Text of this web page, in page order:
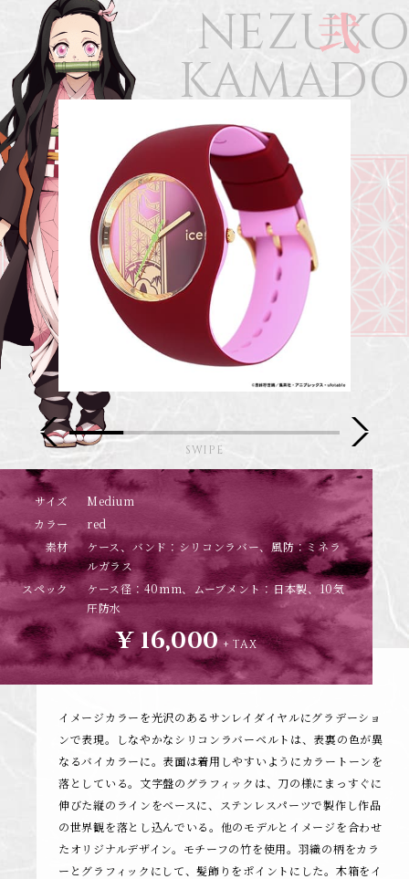
サイズ
Medium
カラー
red
素材
ケース、バンド：シリコンラバー、風防：ミネラ
ルガラス
スペック
ケース径：40mm、ムーブメント：日本製、10気
圧防水
¥ 16,000 + TAX
イメージカラーを光沢のあるサンレイダイヤルにグラデーショ
ンで表現。しなやかなシリコンラバーベルトは、表裏の色が異
なるバイカラーに。表面は着用しやすいようにカラートーンを
落としている。文字盤のグラフィックは、刀の様にまっすぐに
伸びた縦のラインをベースに、ステンレスパーツで製作し作品
の世界観を落とし込んでいる。他のモデルとイメージを合わせ
たオリジナルデザイン。モチーフの竹を使用。羽織の柄をカラ
ーとグラフィックにして、髪飾りをポイントにした。木箱をイ